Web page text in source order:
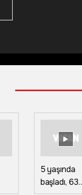
5 yaşında
başladı, 63